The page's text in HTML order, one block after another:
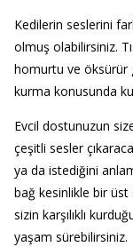
Kedilerin seslerini
olmuş olabilirsiniz.
homurtu ve öksürür
kurma konusunda
Evcil dostunuzun
çeşitli sesler
ya da istediğini
bağ kesinlikle bir
sizin karşılıklı
yaşam sürebilirsiniz.